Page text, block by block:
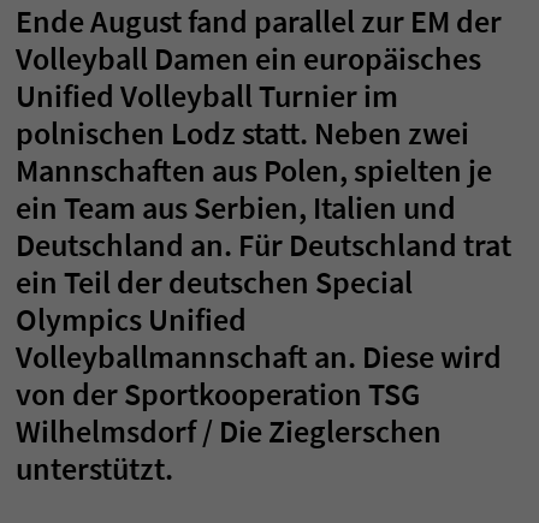
Ende August fand parallel zur EM der
Volleyball Damen ein europäisches
Unified Volleyball Turnier im
polnischen Lodz statt. Neben zwei
Mannschaften aus Polen, spielten je
ein Team aus Serbien, Italien und
Deutschland an. Für Deutschland trat
ein Teil der deutschen Special
Olympics Unified
Volleyballmannschaft an. Diese wird
von der Sportkooperation TSG
Wilhelmsdorf / Die Zieglerschen
unterstützt.